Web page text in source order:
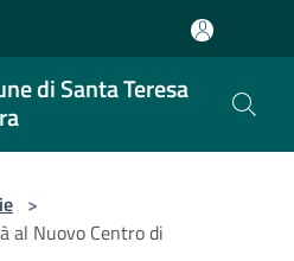
di Santa Teresa
>
al Nuovo Centro di